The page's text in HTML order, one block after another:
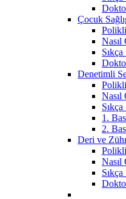
Çocuk
Nasıl
Denetimli
Nasıl
1.
2.
Deri ve
Nasıl